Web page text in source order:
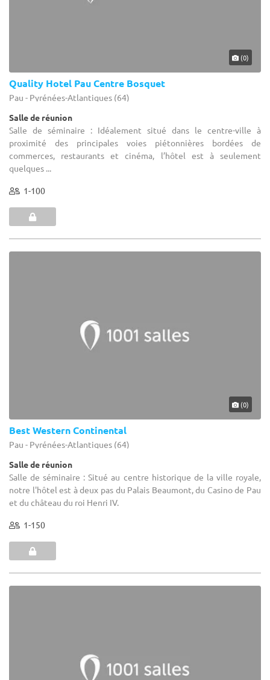
(0)
Quality Hotel Pau Centre Bosquet
Pau - Pyrénées-Atlantiques (64)
Salle de réunion
Salle de séminaire : Idéalement situé dans le centre-ville à
proximité des principales voies piétonnières bordées de
commerces, restaurants et cinéma, l’hôtel est à seulement
quelques ...
1-100
(0)
Best Western Continental
Pau - Pyrénées-Atlantiques (64)
Salle de réunion
Salle de séminaire : Situé au centre historique de la ville royale,
notre l'hôtel est à deux pas du Palais Beaumont, du Casino de Pau
et du château du roi Henri IV.
1-150